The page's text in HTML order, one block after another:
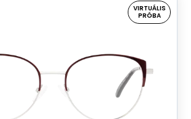
VIRTUÁLIS
PRÓBA